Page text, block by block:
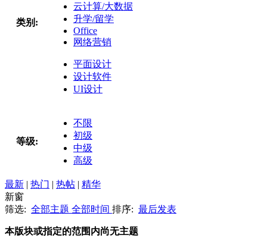
类别:
云计算/大数据
升学/留学
Office
网络营销
平面设计
设计软件
UI设计
等级:
不限
初级
中级
高级
最新 | 热门 | 热帖 | 精华
新窗
筛选: 全部主题 全部时间 排序: 最后发表
本版块或指定的范围内尚无主题